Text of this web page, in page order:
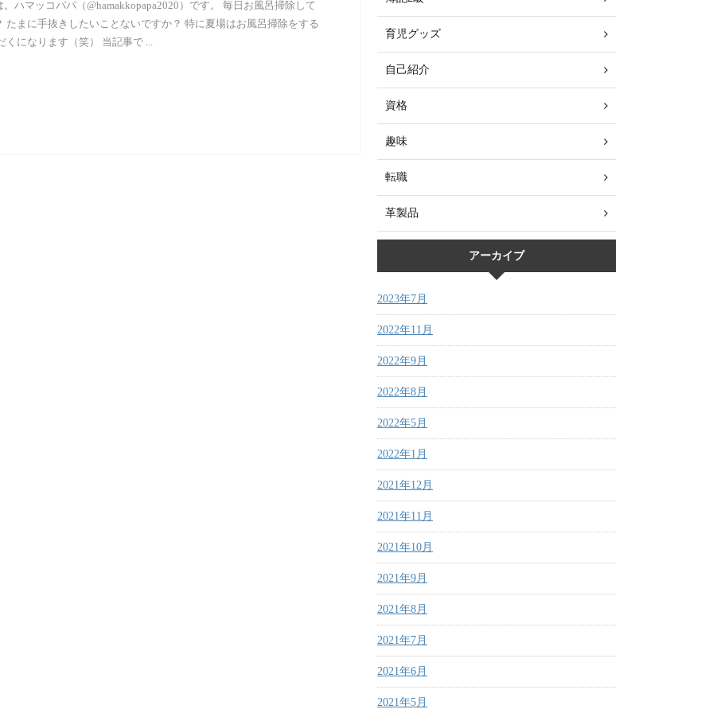
。ハマッコパパ（@hamakkopapa2020）です。 毎日お風呂掃除して
たまに手抜きしたいことないですか？ 特に夏場はお風呂掃除をする
くになります（笑） 当記事で ...
育児グッズ
自己紹介
資格
趣味
転職
革製品
アーカイブ
2023年7月
2022年11月
2022年9月
2022年8月
2022年5月
2022年1月
2021年12月
2021年11月
2021年10月
2021年9月
2021年8月
2021年7月
2021年6月
2021年5月